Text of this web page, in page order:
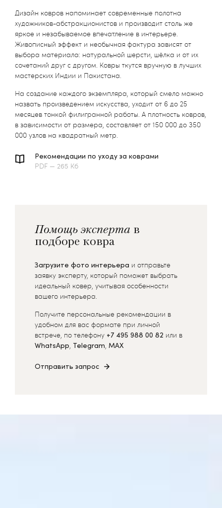
Дизайн ковров напоминает современные полотна
художников-абстракционистов и производит столь же
яркое и незабываемое впечатление в интерьере.
Живописный эффект и необычная фактура зависят от
выбора материала: натуральной шерсти, шёлка и от их
сочетаний друг с другом. Ковры ткутся вручную в лучших
мастерских Индии и Пакистана.
На создание каждого экземпляра, который смело можно
назвать произведением искусства, уходит от 6 до 25
месяцев тонкой филигранной работы. А плотность ковров,
в зависимости от размера, составляет от 150 000 до 350
000 узлов на квадратный метр.
Рекомендации по уходу за коврами
PDF — 265 Кб
Помощь эксперта в
подборе ковра
Загрузите фото интерьера и отправьте
заявку эксперту, который поможет выбрать
идеальный ковер, учитывая особенности
вашего интерьера.
Получите персональные рекомендации в
удобном для вас формате при личной
встрече, по телефону +7 495 988 00 82 или в
WhatsApp, Telegram, MAX
Отправить запрос